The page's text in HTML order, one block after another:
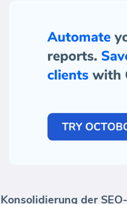
Konsolidierung der